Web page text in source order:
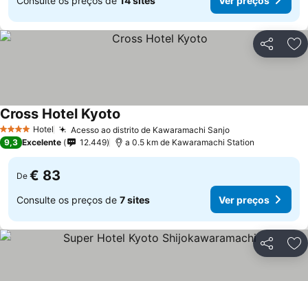
Partilhar
4 EstrelasHotel Acesso ao distrito de Kawaramachi SanjoVer preços
Cross Hotel Kyoto
9,3 Excelente 12.449 a 0.5 km de Kawaramachi Station
De € 83
Consulte os preços de 7 sites Ver preços
Partilhar